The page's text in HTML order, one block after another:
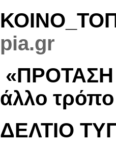
pia.gr
«ΠΡΟΤΑΣΗ
άλλο
ΔΕΛΤΙΟ